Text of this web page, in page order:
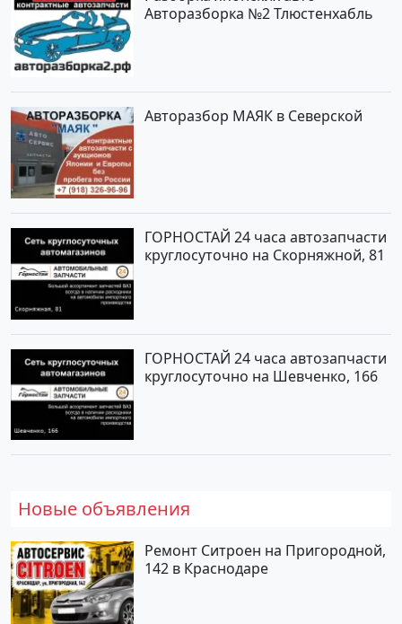
Авторазборка №2 Тлюстенхабль
Авторазбор МАЯК в Северской
ГОРНОСТАЙ 24 часа автозапчасти
круглосуточно на Скорняжной, 81
ГОРНОСТАЙ 24 часа автозапчасти
круглосуточно на Шевченко, 166
Новые объявления
Ремонт Ситроен на Пригородной,
142 в Краснодаре